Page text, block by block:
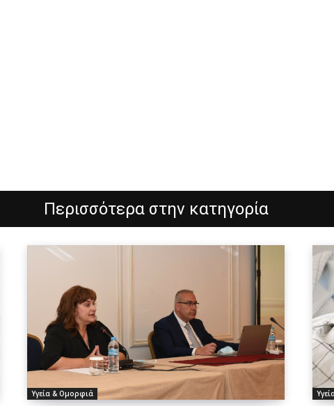
Περισσότερα στην κατηγορία
Υγεία & Ομορφιά